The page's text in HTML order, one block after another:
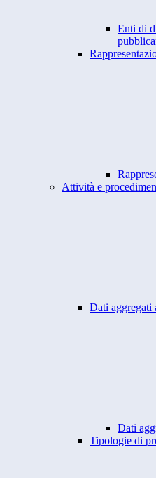
Enti di
Attività e
Dati aggregati
Dati
Tipologie di